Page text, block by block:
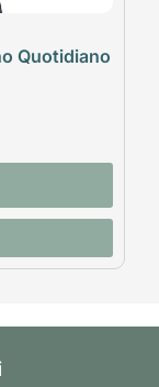
Quotidiano